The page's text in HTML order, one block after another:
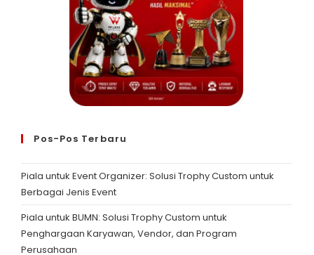
Pos-Pos Terbaru
Piala untuk Event Organizer: Solusi Trophy Custom untuk
Berbagai Jenis Event
Piala untuk BUMN: Solusi Trophy Custom untuk
Penghargaan Karyawan, Vendor, dan Program
Perusahaan